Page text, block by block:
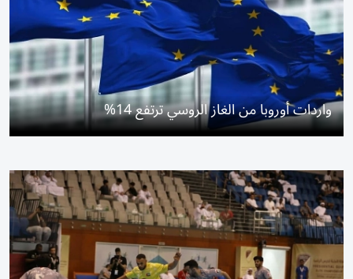
واردات أوروبا من الغاز الروسي ترتفع 14%